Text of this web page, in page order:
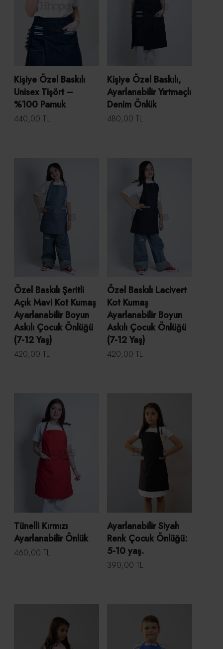
Kişiye Özel Baskılı
Unisex Tişört –
%100 Pamuk
440,00 TL
Kişiye Özel Baskılı,
Ayarlanabilir Yırtmaçlı
Denim Önlük
480,00 TL
Özel Baskılı Şeritli
Açık Mavi Kot Kumaş
Ayarlanabilir Boyun
Askılı Çocuk Önlüğü
(7-12 Yaş)
420,00 TL
Özel Baskılı Lacivert
Kot Kumaş
Ayarlanabilir Boyun
Askılı Çocuk Önlüğü
(7-12 Yaş)
420,00 TL
Tünelli Kırmızı
Ayarlanabilir Önlük
460,00 TL
Ayarlanabilir Siyah
Renk Çocuk Önlüğü:
5-10 yaş.
390,00 TL